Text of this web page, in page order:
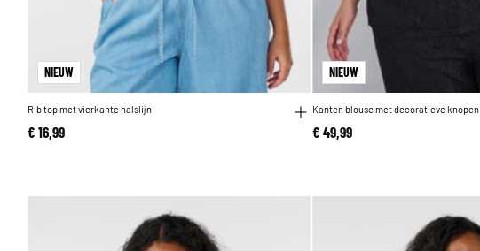
NIEUW
Rib top met vierkante halslijn
€ 16,99
NIEUW
Kanten blouse met decoratieve knopen
€ 49,99